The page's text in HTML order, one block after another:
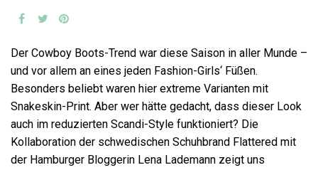
Der Cowboy Boots-Trend war diese Saison in aller Munde –
und vor allem an eines jeden Fashion-Girls‘ Füßen.
Besonders beliebt waren hier extreme Varianten mit
Snakeskin-Print. Aber wer hätte gedacht, dass dieser Look
auch im reduzierten Scandi-Style funktioniert? Die
Kollaboration der schwedischen Schuhbrand Flattered mit
der Hamburger Bloggerin Lena Lademann zeigt uns